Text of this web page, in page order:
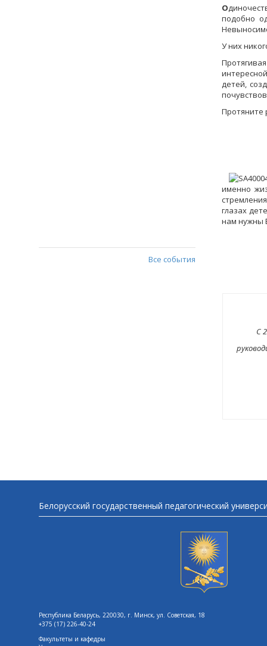
Все события
О
подобно
У них
детей,
Протяните
именно
глазах
нам нужны
С
Белорусский государственный педагогический
Республика Беларусь, 220030, г. Минск, ул. Советская, 18
+375 (17) 226-40-24
Факультеты и кафедры